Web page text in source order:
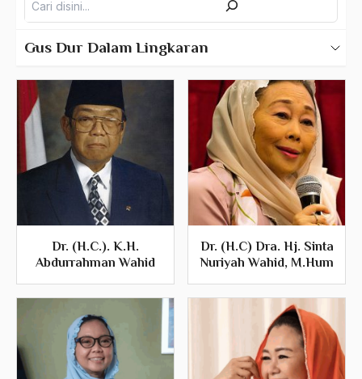
Dr. (H.C.). K.H.
Abdurrahman Wahid
Dr. (H.C) Dra. Hj. Sinta
Nuriyah Wahid, M.Hum
Gus Dur Dalam Lingkaran
Guru
Sahabat